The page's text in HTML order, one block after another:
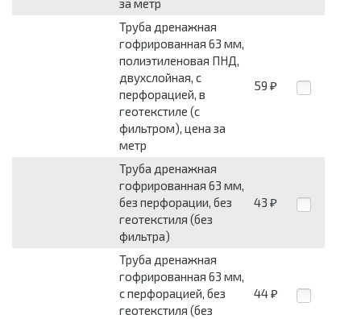
за метр
Труба дренажная
гофрированная 63 мм,
полиэтиленовая ПНД,
двухслойная, с
перфорацией, в
геотекстиле (с
фильтром), цена за
метр
59 ₽
Труба дренажная
гофрированная 63 мм,
без перфорации, без
геотекстиля (без
фильтра)
43 ₽
Труба дренажная
гофрированная 63 мм,
с перфорацией, без
геотекстиля (без
44 ₽